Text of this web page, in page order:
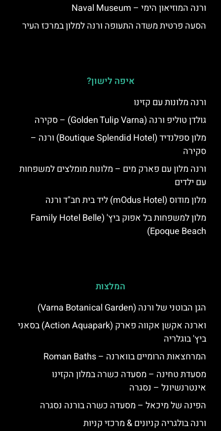
ורנה המוזיאון הימי – Naval Museum
הסעה פרטית משדה התעופה ורנה למלון במרכז העיר
איפה לישון?
ורנה מלונות עם קזינו
גולדן טוליפ ורנה (Golden Tulip Varna) – סקירה
מלון ספלנדיד (Boutique Splendid Hotel) ורנה –
סקירה
ורנה מלון עם פארק מים – מלונות מומלצים למשפחות
עם ילדים
מלון מודוס (mOdus Hotel) ליד בית חב"ד ורנה
מלון למשפחות בל אפוק ביץ' (Family Hotel Belle
Epoque Beach)
המלצות
הגן הבוטני של ורנה (Varna Botanical Garden)
וארנה אקשן אקווה פארק (Action Aquapark) בסאני
ביץ' בוגלריה
המרחצאות הרומיים בווארנה – Roman Baths
מסעדת טחינה – מסעדה כשרה במלון הקזינו
אינטרנשיונל – נסגרה
הפינה של מיכאל – מסעדה כשרה בורנה נסגרה
ורנה בולגריה קניונים & מרכזי קניות